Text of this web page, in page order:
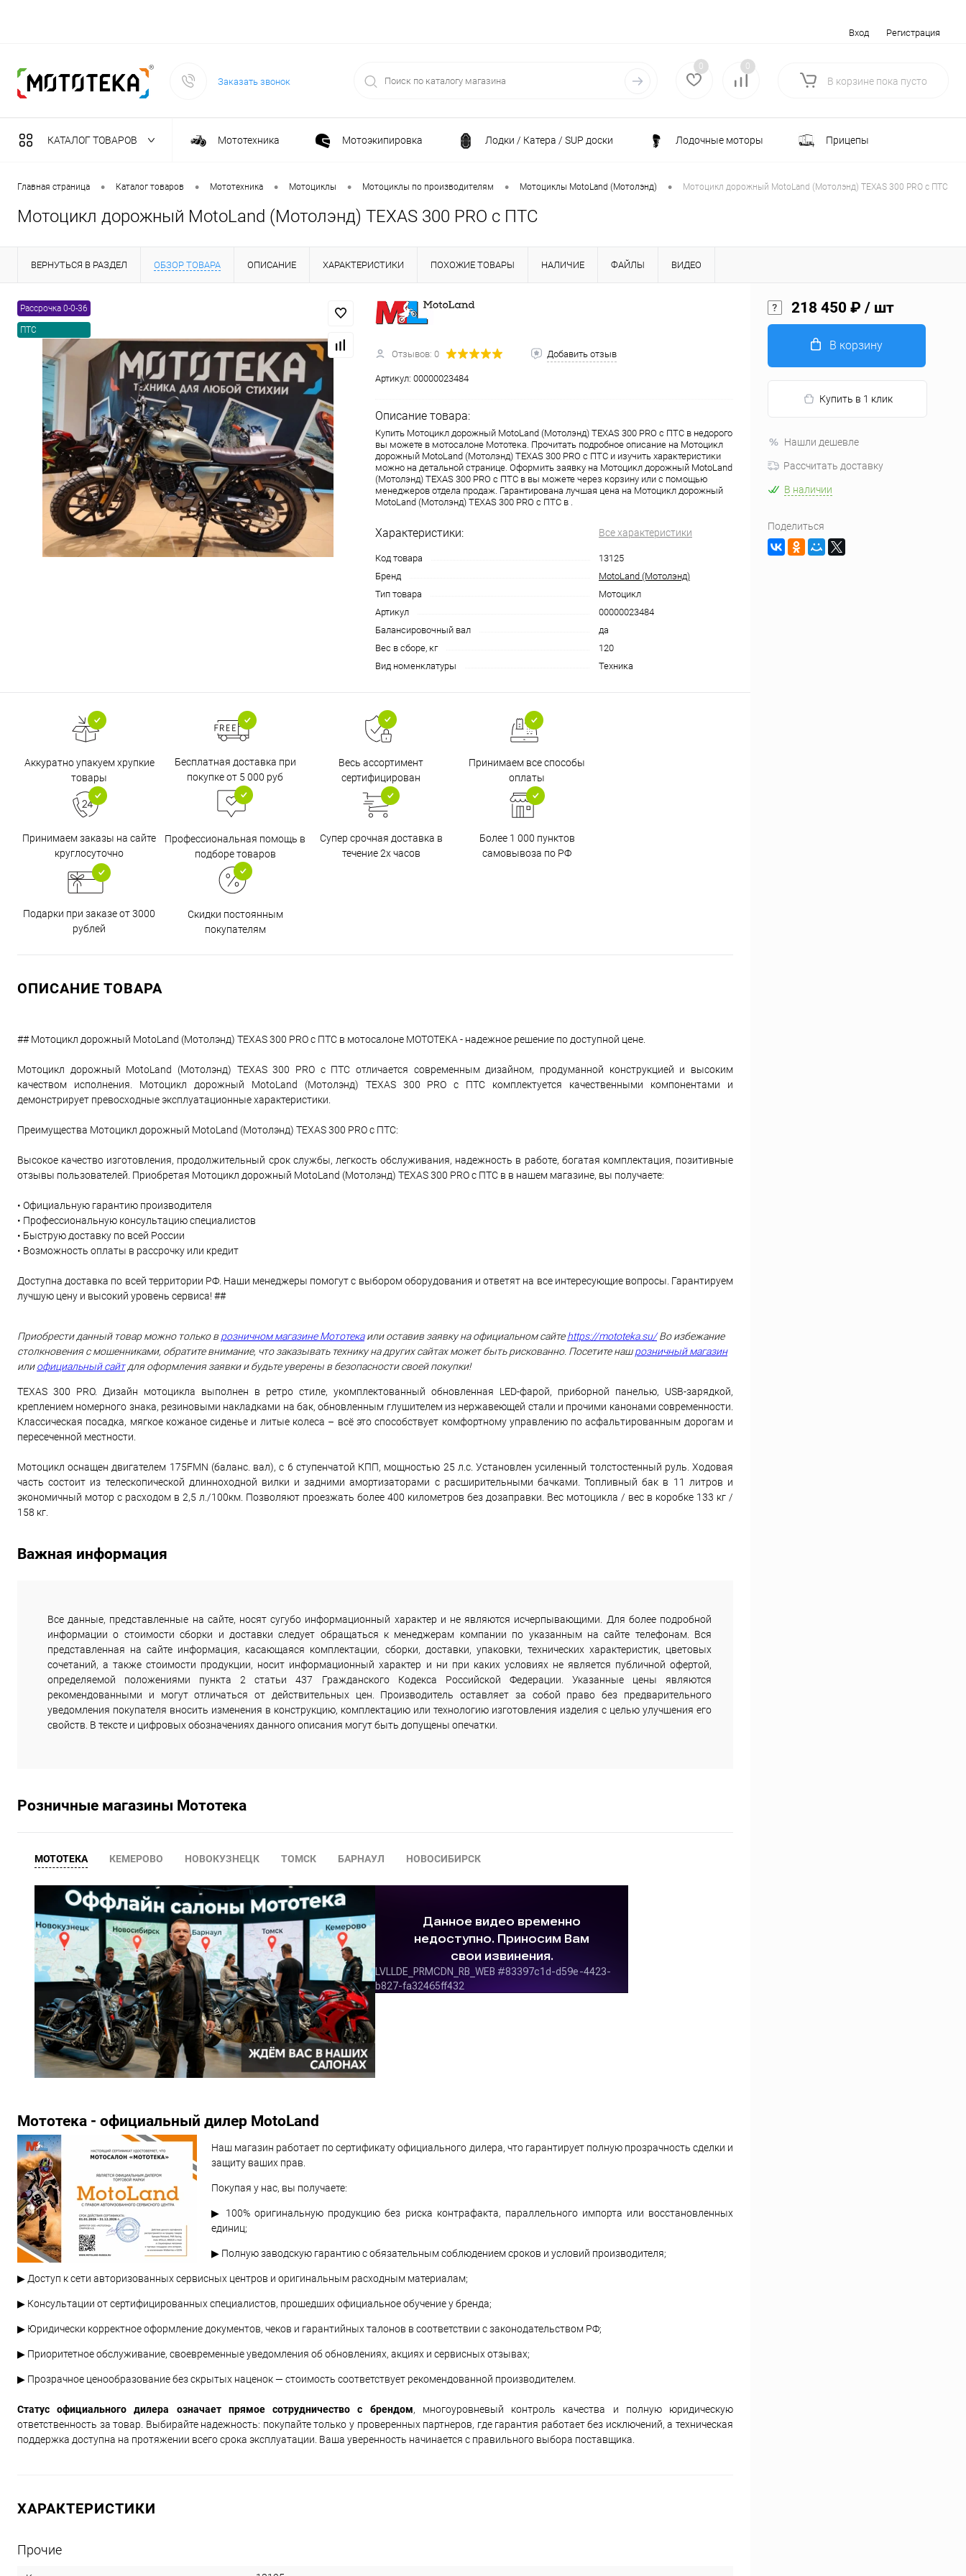
Вход Регистрация
Заказать звонок
0 0
В корзине пока пусто
КАТАЛОГ ТОВАРОВ Мототехника Мотоэкипировка Лодки / Катера / SUP доски Лодочные моторы Прицепы
Садовая техника Спортивные товары / Велосипеды / Самокаты Электротранспорт Всё для туризма
Масла и тех. жидкости
Инструмент Климатическая техника Принадлежности для рыбалки
Сварочное оборудование Силовая техника
Товары первой необходимости Запчасти Автотовары
Главная страница • Каталог товаров • Мототехника • Мотоциклы • Мотоциклы по производителям • Мотоциклы MotoLand (Мотолэнд) • Мотоцикл дорожный MotoLand (Мотолэнд) TEXAS 300 PRO с ПТС
Мотоцикл дорожный MotoLand (Мотолэнд) TEXAS 300 PRO с ПТС
ВЕРНУТЬСЯ В РАЗДЕЛ ОБЗОР ТОВАРА ОПИСАНИЕ ХАРАКТЕРИСТИКИ ПОХОЖИЕ ТОВАРЫ НАЛИЧИЕ ФАЙЛЫ ВИДЕО
Рассрочка 0-0-36
ПТС
Отзывов: 0 Добавить отзыв
Артикул: 00000023484
Описание товара:
Купить Мотоцикл дорожный MotoLand (Мотолэнд) TEXAS 300 PRO с ПТС в недорого
вы можете в мотосалоне Мототека. Прочитать подробное описание на Мотоцикл
дорожный MotoLand (Мотолэнд) TEXAS 300 PRO с ПТС и изучить характеристики
можно на детальной странице. Оформить заявку на Мотоцикл дорожный MotoLand
(Мотолэнд) TEXAS 300 PRO с ПТС в вы можете через корзину или с помощью
менеджеров отдела продаж. Гарантирована лучшая цена на Мотоцикл дорожный
MotoLand (Мотолэнд) TEXAS 300 PRO с ПТС в .
Характеристики: Все характеристики
Код товара
13125
Бренд
MotoLand (Мотолэнд)
Тип товара
Мотоцикл
Артикул
00000023484
Балансировочный вал
да
Вес в сборе, кг
120
Вид номенклатуры
Техника
Аккуратно упакуем хрупкие
товары
Бесплатная доставка при
покупке от 5 000 руб
Весь ассортимент
сертифицирован
Принимаем все способы
оплаты
Принимаем заказы на сайте
круглосуточно
Профессиональная помощь в
подборе товаров
Супер срочная доставка в
течение 2х часов
Более 1 000 пунктов
самовывоза по РФ
Подарки при заказе от 3000
рублей
Скидки постоянным
покупателям
ОПИСАНИЕ ТОВАРА
## Мотоцикл дорожный MotoLand (Мотолэнд) TEXAS 300 PRO с ПТС в мотосалоне МОТОТЕКА - надежное решение по доступной цене.
Мотоцикл дорожный MotoLand (Мотолэнд) TEXAS 300 PRO с ПТС отличается современным дизайном, продуманной конструкцией и высоким
качеством исполнения. Мотоцикл дорожный MotoLand (Мотолэнд) TEXAS 300 PRO с ПТС комплектуется качественными компонентами и
демонстрирует превосходные эксплуатационные характеристики.
Преимущества Мотоцикл дорожный MotoLand (Мотолэнд) TEXAS 300 PRO с ПТС:
Высокое качество изготовления, продолжительный срок службы, легкость обслуживания, надежность в работе, богатая комплектация, позитивные
отзывы пользователей. Приобретая Мотоцикл дорожный MotoLand (Мотолэнд) TEXAS 300 PRO с ПТС в в нашем магазине, вы получаете:
• Официальную гарантию производителя
• Профессиональную консультацию специалистов
• Быструю доставку по всей России
• Возможность оплаты в рассрочку или кредит
Доступна доставка по всей территории РФ. Наши менеджеры помогут с выбором оборудования и ответят на все интересующие вопросы. Гарантируем
лучшую цену и высокий уровень сервиса! ##
Приобрести данный товар можно только врозничном магазине Мототекаили оставив заявку на официальном сайтеhttps://mototeka.su/Во избежание
столкновения с мошенниками, обратите внимание, что заказывать технику на других сайтах может быть рискованно. Посетите нашрозничный магазин
илиофициальный сайтдля оформления заявки и будьте уверены в безопасности своей покупки!
TEXAS 300 PRO. Дизайн мотоцикла выполнен в ретро стиле, укомплектованный обновленная LED-фарой, приборной панелью, USB-зарядкой,
креплением номерного знака, резиновыми накладками на бак, обновленным глушителем из нержавеющей стали и прочими канонами современности.
Классическая посадка, мягкое кожаное сиденье и литые колеса – всё это способствует комфортному управлению по асфальтированным дорогам и
пересеченной местности.
Мотоцикл оснащен двигателем 175FMN (баланс. вал), с 6 ступенчатой КПП, мощностью 25 л.с. Установлен усиленный толстостенный руль. Ходовая
часть состоит из телескопической длинноходной вилки и задними амортизаторами с расширительными бачками. Топливный бак в 11 литров и
экономичный мотор с расходом в 2,5 л./100км. Позволяют проезжать более 400 километров без дозаправки. Вес мотоцикла / вес в коробке 133 кг /
158 кг.
Важная информация
Все данные, представленные на сайте, носят сугубо информационный характер и не являются исчерпывающими. Для более подробной
информации о стоимости сборки и доставки следует обращаться к менеджерам компании по указанным на сайте телефонам. Вся
представленная на сайте информация, касающаяся комплектации, сборки, доставки, упаковки, технических характеристик, цветовых
сочетаний, а также стоимости продукции, носит информационный характер и ни при каких условиях не является публичной офертой,
определяемой положениями пункта 2 статьи 437 Гражданского Кодекса Российской Федерации. Указанные цены являются
рекомендованными и могут отличаться от действительных цен. Производитель оставляет за собой право без предварительного
уведомления покупателя вносить изменения в конструкцию, комплектацию или технологию изготовления изделия с целью улучшения его
свойств. В тексте и цифровых обозначениях данного описания могут быть допущены опечатки.
Розничные магазины Мототека
МОТОТЕКА КЕМЕРОВО НОВОКУЗНЕЦК ТОМСК БАРНАУЛ НОВОСИБИРСК
Мототека - официальный дилер MotoLand
Наш магазин работает по сертификату официального дилера, что гарантирует полную прозрачность сделки и
защиту ваших прав.
Покупая у нас, вы получаете:
▶ 100% оригинальную продукцию без риска контрафакта, параллельного импорта или восстановленных
единиц;
▶ Полную заводскую гарантию с обязательным соблюдением сроков и условий производителя;
▶ Доступ к сети авторизованных сервисных центров и оригинальным расходным материалам;
▶ Консультации от сертифицированных специалистов, прошедших официальное обучение у бренда;
▶ Юридически корректное оформление документов, чеков и гарантийных талонов в соответствии с законодательством РФ;
▶ Приоритетное обслуживание, своевременные уведомления об обновлениях, акциях и сервисных отзывах;
▶ Прозрачное ценообразование без скрытых наценок — стоимость соответствует рекомендованной производителем.
Статус официального дилера означает прямое сотрудничество с брендом, многоуровневый контроль качества и полную юридическую
ответственность за товар. Выбирайте надежность: покупайте только у проверенных партнеров, где гарантия работает без исключений, а техническая
поддержка доступна на протяжении всего срока эксплуатации. Ваша уверенность начинается с правильного выбора поставщика.
ХАРАКТЕРИСТИКИ
Прочие
218 450 ₽ / шт
В корзину
Купить в 1 клик
Нашли дешевле
Рассчитать доставку
В наличии
Поделиться